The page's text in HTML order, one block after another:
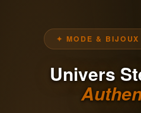
✦ MODE &
Univers